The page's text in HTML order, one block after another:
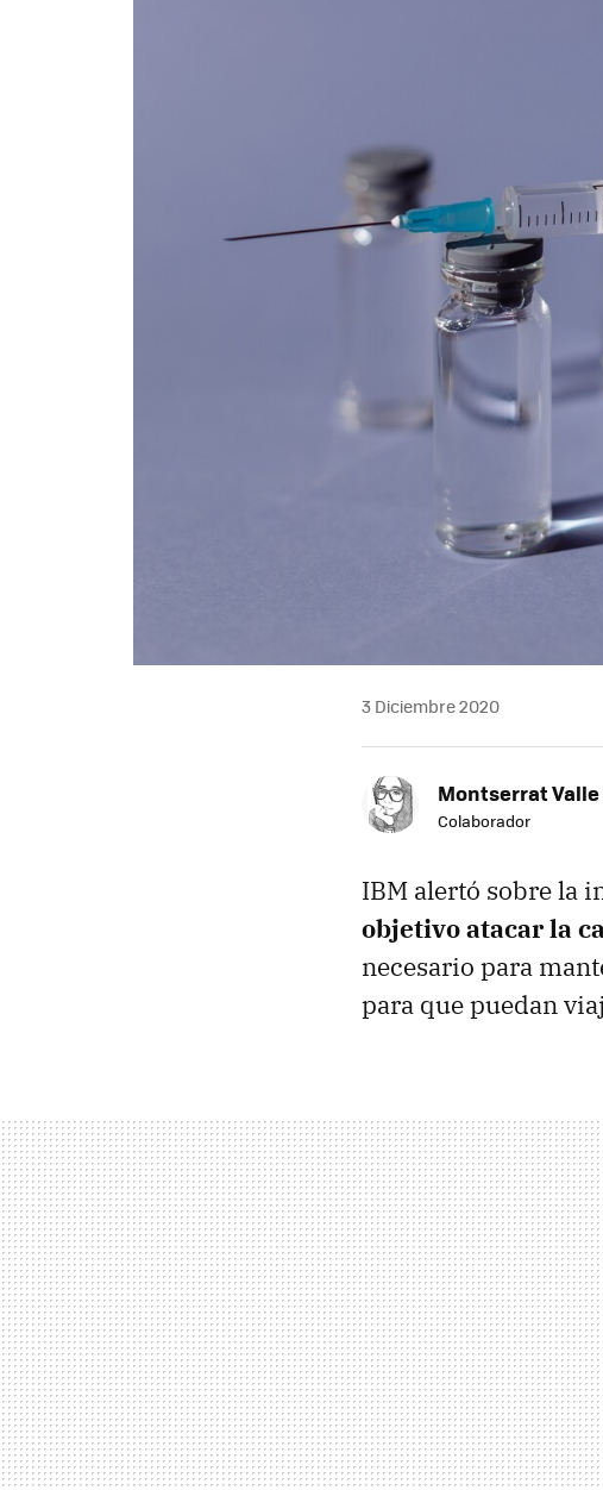
3 Diciembre 2020
Montserrat Valle
Colaborador
IBM alertó sobre la
objetivo atacar la
necesario para
para que puedan